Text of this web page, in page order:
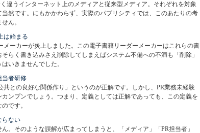
違うインターネット上のメディアと従来型メディア。それぞれを対象
然です。にもかかわらず、実際のパブリシティでは、このあたりの考
ん。
は始まる
メーカーが炎上しました。この電子書籍リーダーメーカーはこれらの書
らく書き込みさえ削除してしまえばシステム不備への不満も「削除」
いきませんでした。
者研修
共との良好な関係作り」というのが正解です。しかし、PR業務未経験
ンプンでしょう。つまり、定義としては正解であっても、この定義を
です。
らない
。そのような誤解が広まってしまうと、「メディア」「PR担当者」